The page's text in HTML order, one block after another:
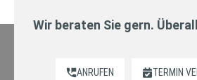
Wir beraten Sie gern.
ANRUFEN TERMIN